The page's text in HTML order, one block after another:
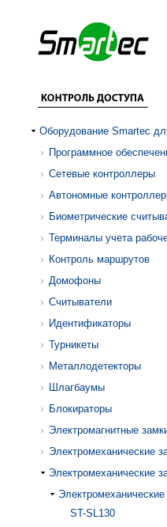
Оборудование Smartec
Программное
Сетевые контроллеры
Автономные
Биометрические
Терминалы учета
Контроль маршрутов
Домофоны
Считыватели
Идентификаторы
Турникеты
Металлодетекторы
Шлагбаумы
Блокираторы
Электромагнитные
Электромеханические
Электромеханические
ST-SL130